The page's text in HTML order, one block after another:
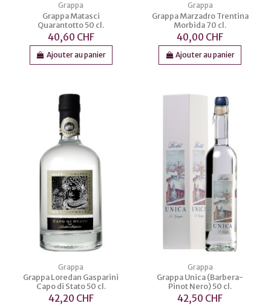
Grappa
Grappa Matasci
Quarantotto 50 cl.
40,60 CHF
Ajouter au panier
Grappa
Grappa Marzadro Trentina
Morbida 70 cl.
40,00 CHF
Ajouter au panier
Grappa
Grappa Loredan Gasparini
Capo di Stato 50 cl.
42,20 CHF
Grappa
Grappa Unica (Barbera-
Pinot Nero) 50 cl.
42,50 CHF